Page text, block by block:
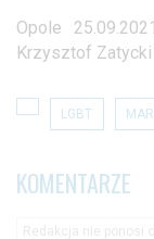
Opole
Krzysztof
LGBT
KOMENTARZE